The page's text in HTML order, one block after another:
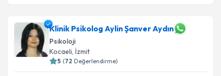
Klinik Psikolog Aylin Şanver Aydın
Psikoloji
Kocaeli, İzmit
5 (72 Değerlendirme)